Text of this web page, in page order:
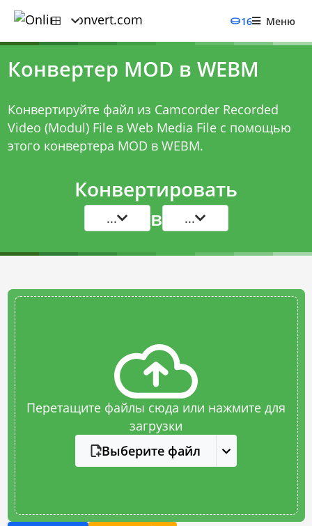
16 Меню
Конвертер MOD в WEBM
Конвертируйте файл из Camcorder Recorded
Video (Modul) File в Web Media File с помощью
этого конвертера MOD в WEBM.
Конвертировать
... в ...
Перетащите файлы сюда или нажмите для
загрузки
Выберите файл